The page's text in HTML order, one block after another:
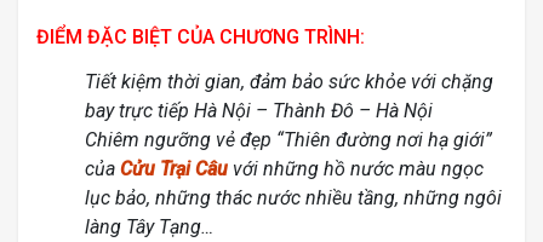
ĐIỂM ĐẶC BIỆT CỦA CHƯƠNG TRÌNH:
Tiết kiệm thời gian, đảm bảo sức khỏe với chặng
bay trực tiếp Hà Nội – Thành Đô – Hà Nội
Chiêm ngưỡng vẻ đẹp “Thiên đường nơi hạ giới”
của Cửu Trại Câu với những hồ nước màu ngọc
lục bảo, những thác nước nhiều tầng, những ngôi
làng Tây Tạng…